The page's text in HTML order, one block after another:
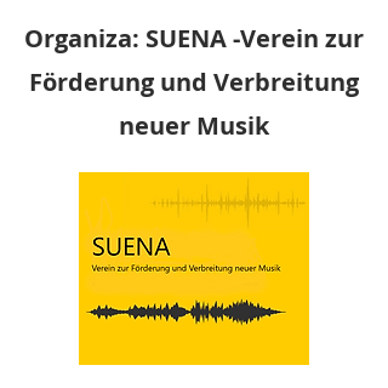
Organiza: SUENA -Verein zur
Förderung und Verbreitung
neuer Musik